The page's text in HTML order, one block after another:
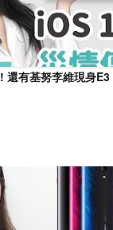
有基努李維現身E3